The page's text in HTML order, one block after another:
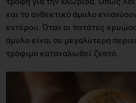
και το ανθεκτικό άμυλο
εντέρου. Όταν οι πατάτες
άμυλο είναι σε μεγαλύτερη
τρόφιμο καταναλωθεί ζεστό.